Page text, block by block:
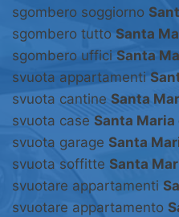
sgombero soggiorno
sgombero tutto Santa
sgombero uffici Santa
svuota appartamenti
svuota cantine Santa
svuota case Santa Maria
svuota garage Santa
svuota soffitte Santa
svuotare appartamenti
svuotare appartamento